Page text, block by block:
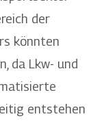
der
könnten
da Lkw- und
entstehen